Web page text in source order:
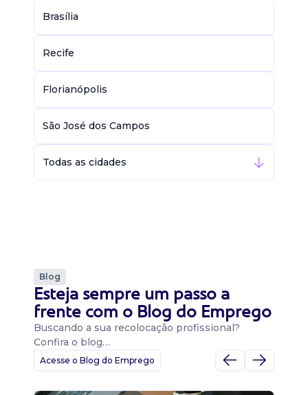
Brasília
Recife
Florianópolis
São José dos Campos
Todas as cidades
Blog
Esteja sempre um passo a
frente com o Blog do Emprego
Buscando a sua recolocação profissional?
Confira o blog…
Acesse o Blog do Emprego